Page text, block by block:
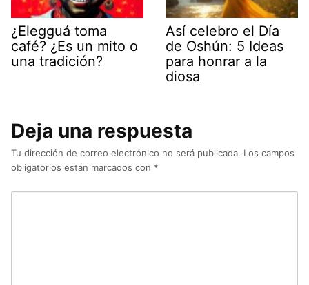
¿Elegguá toma
café? ¿Es un mito o
una tradición?
Así celebro el Día
de Oshún: 5 Ideas
para honrar a la
diosa
Deja una respuesta
Tu dirección de correo electrónico no será publicada. Los campos
obligatorios están marcados con *